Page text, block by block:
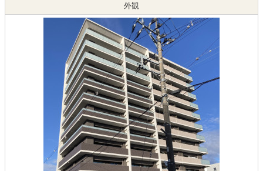
外観